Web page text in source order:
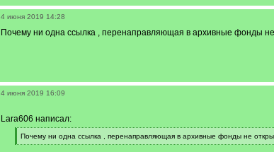
4 июня 2019 14:28
Почему ни одна ссылка , перенаправляющая в архивные фонды
4 июня 2019 16:09
Lara606 написал:
[
q
Почему ни одна ссылка , перенаправляющая в архивные фонды не
[